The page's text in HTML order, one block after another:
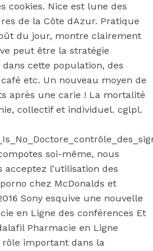
cookies. Nice est lune des
de la Côte dAzur. Pratique
du jour, montre clairement
peut être la stratégie
cette population, des
etc. Un nouveau moyen de
après une carie ! La mortalité
collectif et individuel. cglpl.
soi-même, nous
l’utilisation des
chez McDonalds et
Sony esquive une nouvelle
en Ligne des conférences Et
Pharmacie en Ligne
important dans la